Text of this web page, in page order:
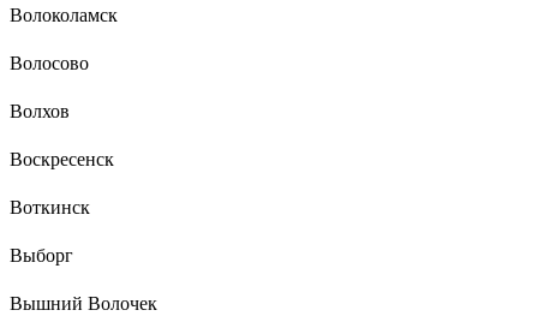
Волоколамск
Волосово
Волхов
Воскресенск
Воткинск
Выборг
Вышний Волочек